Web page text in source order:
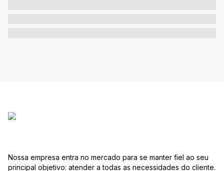
Nossa empresa entra no mercado para se manter fiel ao seu
principal objetivo: atender a todas as necessidades do cliente.